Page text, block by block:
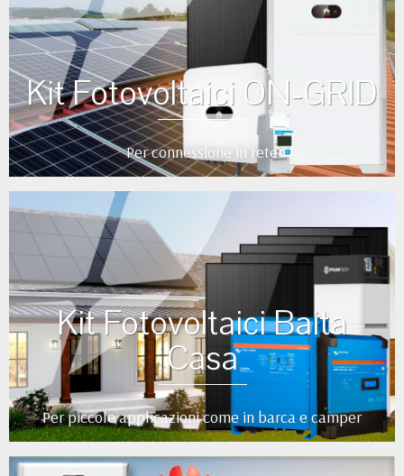
Kit Fotovoltaici ON-GRID
Per connessione in rete
Kit Fotovoltaici Baita
Casa
Per piccole applicazioni come in barca e camper